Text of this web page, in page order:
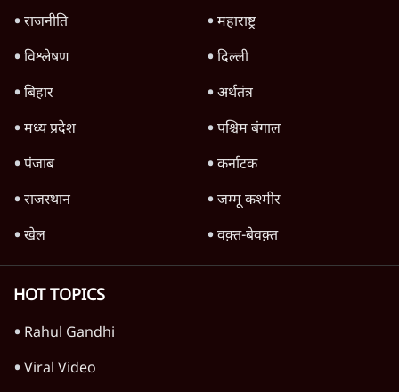
राजनीति
महाराष्ट्र
विश्लेषण
दिल्ली
बिहार
अर्थतंत्र
मध्य प्रदेश
पश्चिम बंगाल
पंजाब
कर्नाटक
राजस्थान
जम्मू कश्मीर
खेल
वक़्त-बेवक़्त
HOT TOPICS
Rahul Gandhi
Viral Video